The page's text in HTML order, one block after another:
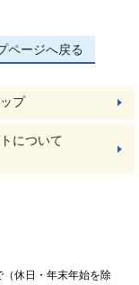
ページへ戻る
プ
について
休日・年末年始を除